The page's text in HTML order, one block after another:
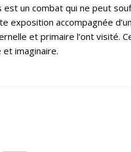
un combat qui ne peut
exposition accompagnée
et primaire l’ont visité.
imaginaire.